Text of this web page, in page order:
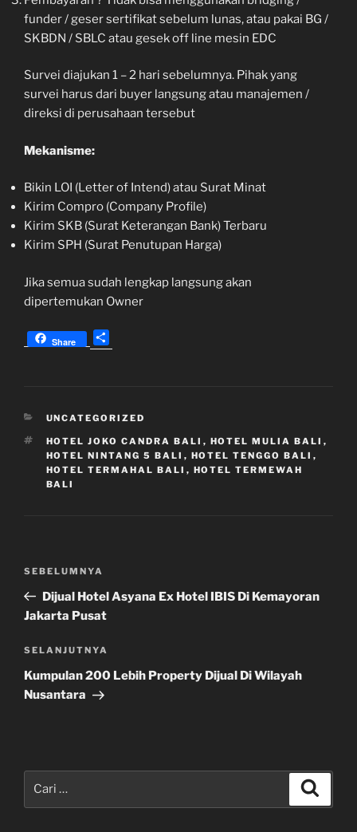
funder / geser sertifikat sebelum lunas, atau pakai BG /
SKBDN / SBLC atau gesek off line mesin EDC
Survei diajukan 1 – 2 hari sebelumnya. Pihak yang
survei harus dari buyer langsung atau manajemen /
direksi di perusahaan tersebut
Mekanisme:
Bikin LOI (Letter of Intend) atau Surat Minat
Kirim Compro (Company Profile)
Kirim SKB (Surat Keterangan Bank) Terbaru
Kirim SPH (Surat Penutupan Harga)
Jika semua sudah lengkap langsung akan
dipertemukan Owner
Share
h
KATEGORI
UNCATEGORIZED
TAG
HOTEL JOKO CANDRA BALI , HOTEL MULIA BALI ,
HOTEL NINTANG 5 BALI , HOTEL TENGGO BALI ,
HOTEL TERMAHAL BALI , HOTEL TERMEWAH
BALI
Pos
Sebelumnya
SEBELUMNYA
Dijual Hotel Asyana Ex Hotel IBIS Di Kemayoran
Jakarta Pusat
Pos
Selanjutnya
SELANJUTNYA
Kumpulan 200 Lebih Property Dijual Di Wilayah
Nusantara